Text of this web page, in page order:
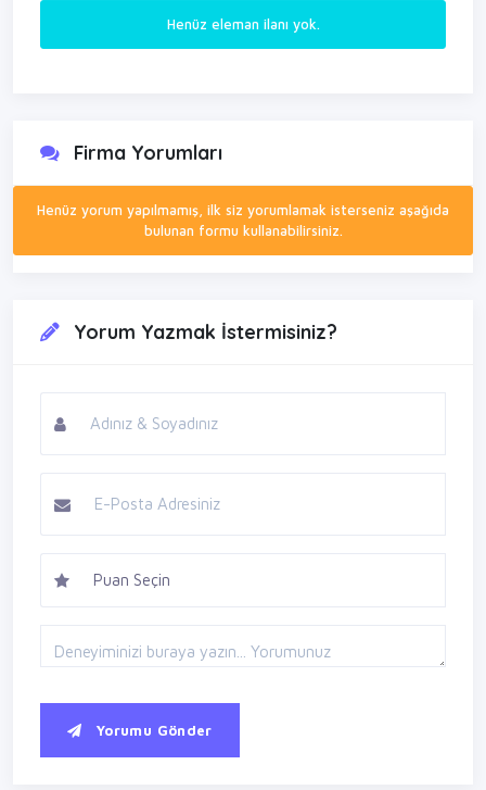
Henüz eleman ilanı yok.
Firma Yorumları
Henüz yorum yapılmamış, ilk siz yorumlamak isterseniz aşağıda
bulunan formu kullanabilirsiniz.
Yorum Yazmak İstermisiniz?
Yorumu Gönder